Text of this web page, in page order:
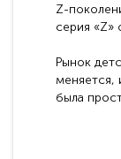
Z-
серия «Z»
Рынок
меняется,
была